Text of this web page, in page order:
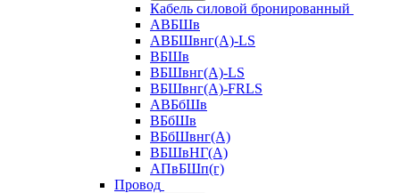
Кабель силовой бронированный
АВБШв
АВБШвнг(А)-LS
ВБШв
ВБШвнг(А)-LS
ВБШвнг(А)-FRLS
АВБбШв
ВБбШв
ВБбШвнг(А)
ВБШвНГ(А)
АПвБШп(г)
Провод